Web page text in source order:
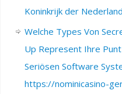
Koninkrijk der
Welche Types Von
Up Represent Ihre
Seriösen Software
https://nominicasino-